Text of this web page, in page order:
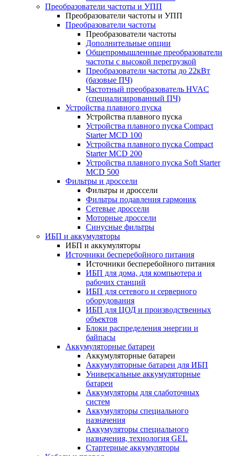
Преобразователи частоты и УПП
Преобразователи частоты и УПП
Преобразователи частоты
Преобразователи частоты
Дополнительные опции
Общепромышленные преобразователи
частоты с высокой перегрузкой
Преобразователи частоты до 22кВт
(базовые ПЧ)
Частотный преобразователь HVAC
(специализированный ПЧ)
Устройства плавного пуска
Устройства плавного пуска
Устройства плавного пуска Compact
Starter MCD 100
Устройства плавного пуска Compact
Starter MCD 200
Устройства плавного пуска Soft Starter
MCD 500
Фильтры и дроссели
Фильтры и дроссели
Фильтры подавления гармоник
Сетевые дроссели
Моторные дроссели
Синусные фильтры
ИБП и аккумуляторы
ИБП и аккумуляторы
Источники бесперебойного питания
Источники бесперебойного питания
ИБП для дома, для компьютера и
рабочих станций
ИБП для сетевого и серверного
оборудования
ИБП для ЦОД и производственных
объектов
Блоки распределения энергии и
байпасы
Аккумуляторные батареи
Аккумуляторные батареи
Аккумуляторные батареи для ИБП
Универсальные аккумуляторные
батареи
Аккумуляторы для слаботочных
систем
Аккумуляторы специального
назначения
Аккумуляторы специального
назначения, технология GEL
Стартерные аккумуляторы